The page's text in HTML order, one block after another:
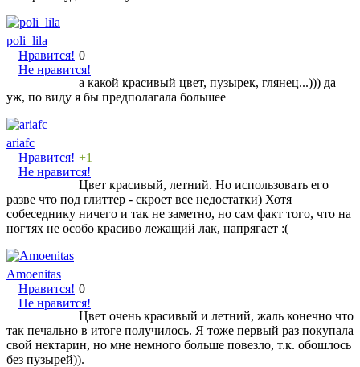
poli_lila
Нравится!
Не нравится!
0
а какой красивый цвет, пузырек, глянец...))) да
уж, по виду я бы предполагала большее
ariafc
Нравится!
Не нравится!
+1
Цвет красивый, летний. Но использовать его
разве что под глиттер - скроет все недостатки) Хотя
собеседнику ничего и так не заметно, но сам факт того, что на
ногтях не особо красиво лежащий лак, напрягает :(
Amoenitas
Нравится!
Не нравится!
0
Цвет очень красивый и летний, жаль конечно что
так печально в итоге получилось. Я тоже первый раз покупала
свой нектарин, но мне немного больше повезло, т.к. обошлось
без пузырей)).